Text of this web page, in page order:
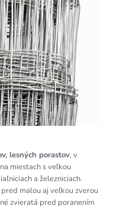
lesných porastov, v
miestach s veľkou
a železniciach.
pred malou aj veľkou zverou
zvieratá pred poranením